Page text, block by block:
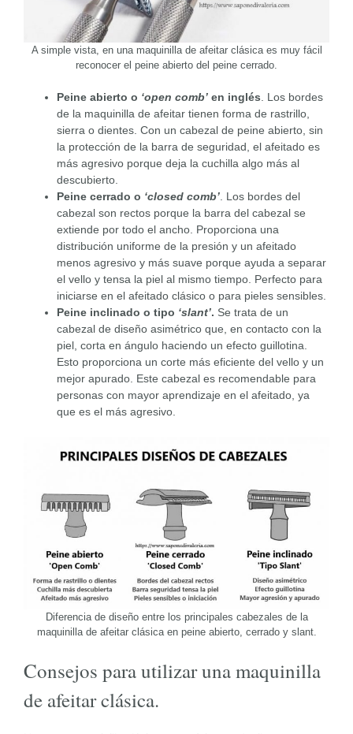
A simple vista, en una maquinilla de afeitar clásica es muy fácil
reconocer el peine abierto del peine cerrado.
Peine abierto o ‘open comb’ en inglés . Los bordes
de la maquinilla de afeitar tienen forma de rastrillo,
sierra o dientes. Con un cabezal de peine abierto, sin
la protección de la barra de seguridad, el afeitado es
más agresivo porque deja la cuchilla algo más al
descubierto.
Peine cerrado o ‘closed comb’ . Los bordes del
cabezal son rectos porque la barra del cabezal se
extiende por todo el ancho. Proporciona una
distribución uniforme de la presión y un afeitado
menos agresivo y más suave porque ayuda a separar
el vello y tensa la piel al mismo tiempo. Perfecto para
iniciarse en el afeitado clásico o para pieles sensibles.
Peine inclinado o tipo ‘slant’. Se trata de un
cabezal de diseño asimétrico que, en contacto con la
piel, corta en ángulo haciendo un efecto guillotina.
Esto proporciona un corte más eficiente del vello y un
mejor apurado. Este cabezal es recomendable para
personas con mayor aprendizaje en el afeitado, ya
que es el más agresivo.
Diferencia de diseño entre los principales cabezales de la
maquinilla de afeitar clásica en peine abierto, cerrado y slant.
Consejos para utilizar una maquinilla
de afeitar clásica.